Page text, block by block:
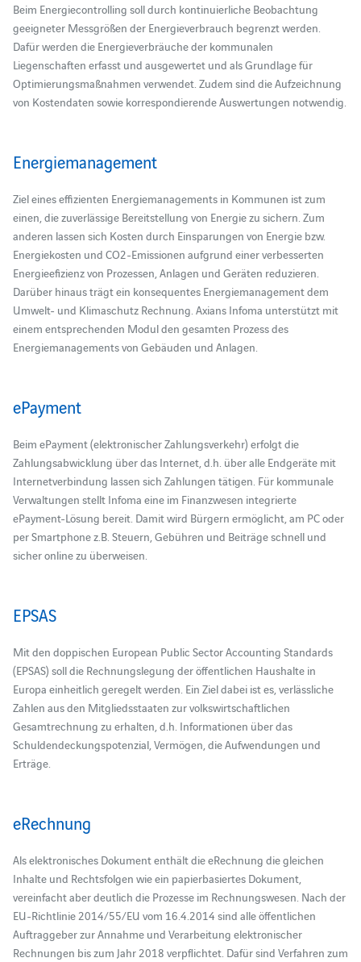
Beim Energiecontrolling soll durch kontinuierliche Beobachtung
geeigneter Messgrößen der Energieverbrauch begrenzt werden.
Dafür werden die Energieverbräuche der kommunalen
Liegenschaften erfasst und ausgewertet und als Grundlage für
Optimierungsmaßnahmen verwendet. Zudem sind die Aufzeichnung
von Kostendaten sowie korrespondierende Auswertungen notwendig.
Energiemanagement
Ziel eines effizienten Energiemanagements in Kommunen ist zum
einen, die zuverlässige Bereitstellung von Energie zu sichern. Zum
anderen lassen sich Kosten durch Einsparungen von Energie bzw.
Energiekosten und CO2-Emissionen aufgrund einer verbesserten
Energieefizienz von Prozessen, Anlagen und Geräten reduzieren.
Darüber hinaus trägt ein konsequentes Energiemanagement dem
Umwelt- und Klimaschutz Rechnung. Axians Infoma unterstützt mit
einem entsprechenden Modul den gesamten Prozess des
Energiemanagements von Gebäuden und Anlagen.
ePayment
Beim ePayment (elektronischer Zahlungsverkehr) erfolgt die
Zahlungsabwicklung über das Internet, d.h. über alle Endgeräte mit
Internetverbindung lassen sich Zahlungen tätigen. Für kommunale
Verwaltungen stellt Infoma eine im Finanzwesen integrierte
ePayment-Lösung bereit. Damit wird Bürgern ermöglicht, am PC oder
per Smartphone z.B. Steuern, Gebühren und Beiträge schnell und
sicher online zu überweisen.
EPSAS
Mit den doppischen European Public Sector Accounting Standards
(EPSAS) soll die Rechnungslegung der öffentlichen Haushalte in
Europa einheitlich geregelt werden. Ein Ziel dabei ist es, verlässliche
Zahlen aus den Mitgliedsstaaten zur volkswirtschaftlichen
Gesamtrechnung zu erhalten, d.h. Informationen über das
Schuldendeckungspotenzial, Vermögen, die Aufwendungen und
Erträge.
eRechnung
Als elektronisches Dokument enthält die eRechnung die gleichen
Inhalte und Rechtsfolgen wie ein papierbasiertes Dokument,
vereinfacht aber deutlich die Prozesse im Rechnungswesen. Nach der
EU-Richtlinie 2014/55/EU vom 16.4.2014 sind alle öffentlichen
Auftraggeber zur Annahme und Verarbeitung elektronischer
Rechnungen bis zum Jahr 2018 verpflichtet. Dafür sind Verfahren zum